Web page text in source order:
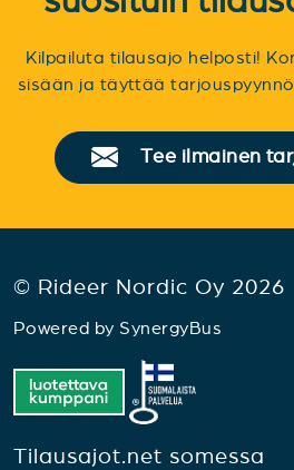
Kilpailuta tilausajo helposti!
sisään ja täyttää
Tee ilmainen
© Rideer Nordic Oy 2026
Powered by SynergyBus
Tilausajot.net somessa